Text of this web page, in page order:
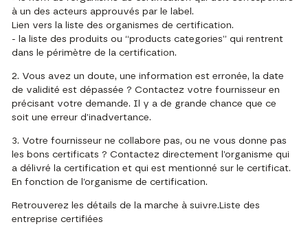
à un des acteurs approuvés par le label.
Lien vers la liste des organismes de certification.
- la liste des produits ou “products categories” qui rentrent
dans le périmètre de la certification.
2. Vous avez un doute, une information est erronée, la date
de validité est dépassée ? Contactez votre fournisseur en
précisant votre demande. Il y a de grande chance que ce
soit une erreur d’inadvertance.
3. Votre fournisseur ne collabore pas, ou ne vous donne pas
les bons certificats ? Contactez directement l’organisme qui
a délivré la certification et qui est mentionné sur le certificat.
En fonction de l’organisme de certification.
Retrouverez les détails de la marche à suivre.Liste des
entreprise certifiées